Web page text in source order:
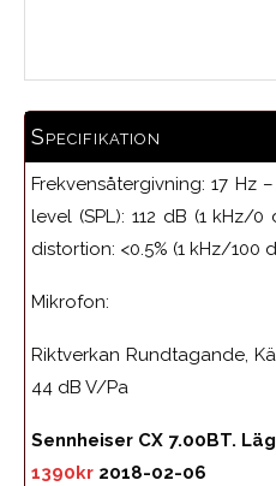
Specifikation
Frekvensåtergivning: 17 Hz
level (SPL): 112 dB (1 kHz/
distortion: <0.5% (1 kHz/100
Mikrofon:
Riktverkan Rundtagande,
44 dB V/Pa
Sennheiser CX 7.00BT.
1390kr 2018-02-06